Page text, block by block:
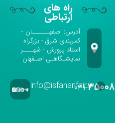
راه های
ارتباطی
آدرس: اصفهـــــــان -
کمربندی شرق - بزرگراه
استاد پرورش - شهــــر
نمایشـگاهـی اصـفهان
۰۳۱-۳۵۰۰۸info@isfahanfair.ir